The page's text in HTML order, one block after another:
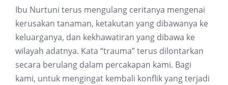
Ibu Nurtuni terus mengulang ceritanya mengenai
kerusakan tanaman, ketakutan yang dibawanya ke
keluarganya, dan kekhawatiran yang dibawa ke
wilayah adatnya. Kata “trauma” terus dilontarkan
secara berulang dalam percakapan kami. Bagi
kami, untuk mengingat kembali konflik yang terjadi